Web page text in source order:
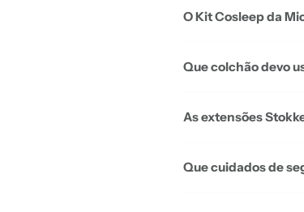
O Kit Cosleep da
Que colchão devo
As extensões
Que cuidados de